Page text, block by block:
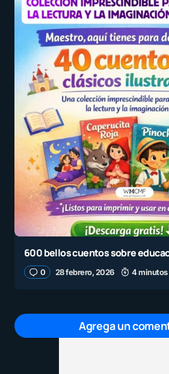
600 bellos cuentos sobre
0 28 febrero, 2026 4 minutos
Agrega un